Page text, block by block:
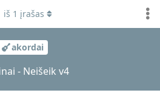
akordai
- Neišeik v4
iš 1 įrašas